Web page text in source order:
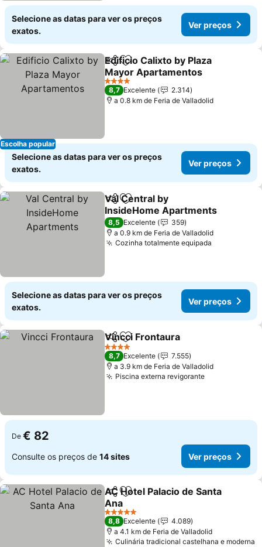
Selecione as datas para ver os preços
exatos.
Ver preços
Escolha popular
PartilharAdicionar aos favoritos
Edificio Calixto by Plaza
Mayor Apartamentos
4 Estrelas
8,7 Excelente
2.314
a 0.8 km de Feria de Valladolid
Selecione as datas para ver os preços
exatos.
Ver preços
PartilharAdicionar aos favoritos
Val Central by
InsideHome Apartments
8,5 Excelente
359
a 0.9 km de Feria de Valladolid
Cozinha totalmente equipada
Selecione as datas para ver os preços
exatos.
Ver preços
PartilharAdicionar aos favoritos
Vincci Frontaura
4 Estrelas
8,7 Excelente
7.555
a 3.9 km de Feria de Valladolid
Piscina externa revigorante
De € 82
Consulte os preços de 14 sites Ver preços
PartilharAdicionar aos favoritos
AC Hotel Palacio de Santa
Ana
5 Estrelas
8,8 Excelente
4.089
a 4.1 km de Feria de Valladolid
Culinária tradicional castelhana e moderna